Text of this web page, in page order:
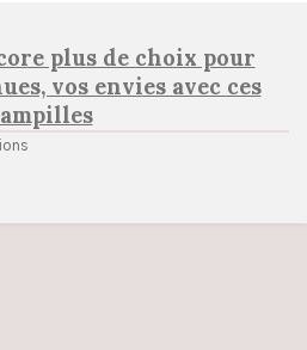
plus de choix pour
vos envies avec ces